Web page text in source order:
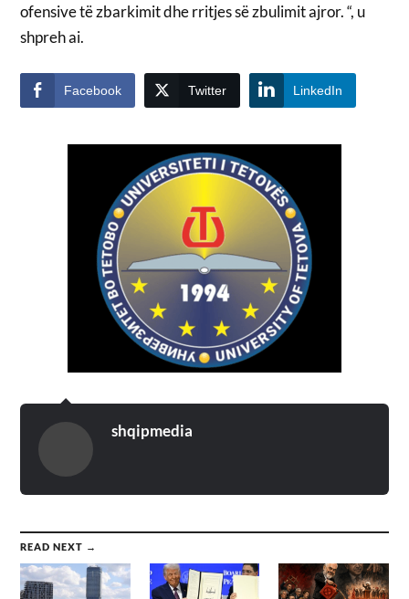
ofensive të zbarkimit dhe rritjes së zbulimit ajror. “, u
shpreh ai.
Facebook Twitter LinkedIn
shqipmedia
READ NEXT →